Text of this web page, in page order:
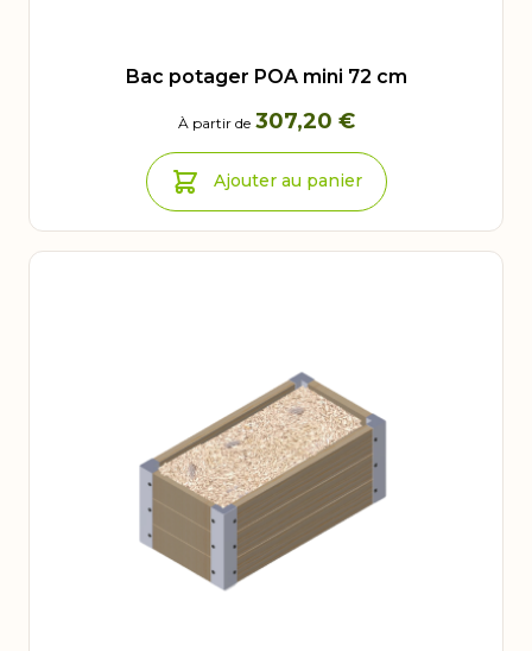
Bac potager POA mini 72 cm
À partir de 307,20 €
Ajouter au panier